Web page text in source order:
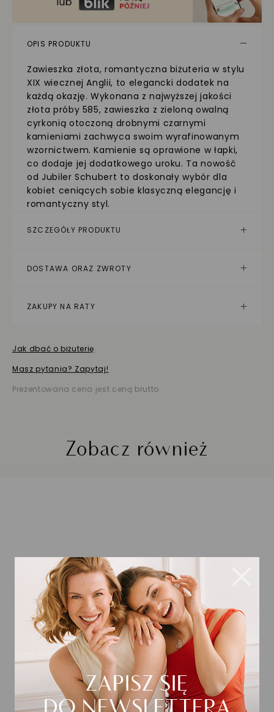
OPIS PRODUKTU
Zawieszka złota, romantyczna biżuteria w stylu
XIX wiecznej Anglii, to elegancki dodatek na
każdą okazję. Wykonana z najwyższej jakości
złota próby 585, zawieszka z zieloną owalną
cyrkonią otoczoną drobnymi czarnymi
kamieniami zachwyca swoim wyrafinowanym
wzornictwem. Kamienie są oprawione w łapki,
co dodaje jej dodatkowego uroku. Ta nowość
od Jubiler Schubert to doskonały wybór dla
kobiet ceniących sobie klasyczną elegancję i
romantyczny styl.
SZCZEGÓŁY PRODUKTU
DOSTAWA ORAZ ZWROTY
ZAKUPY NA RATY
Jak dbać o biżuterię
Masz pytania? Zapytaj!
Prezentowana cena jest ceną brutto
Zobacz również